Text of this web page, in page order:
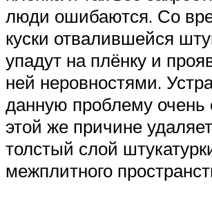
люди ошибаются. Со
куски отвалившейся
упадут на плёнку и
ней неровностями.
данную проблему
этой же причине
толстый слой
межплитного